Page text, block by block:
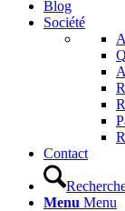
Blog
Société
Contact
Menu Menu